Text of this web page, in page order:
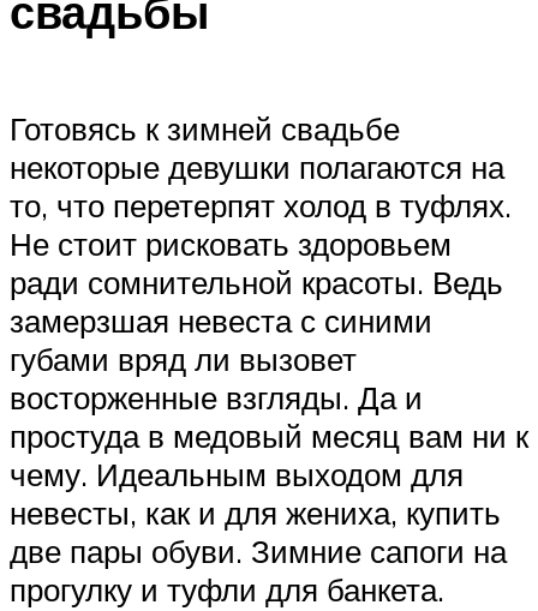
Готовясь к зимней свадьбе
некоторые девушки полагаются на
то, что перетерпят холод в туфлях.
Не стоит рисковать здоровьем
ради сомнительной красоты. Ведь
замерзшая невеста с синими
губами вряд ли вызовет
восторженные взгляды. Да и
простуда в медовый месяц вам ни к
чему. Идеальным выходом для
невесты, как и для жениха, купить
две пары обуви. Зимние сапоги на
прогулку и туфли для банкета.